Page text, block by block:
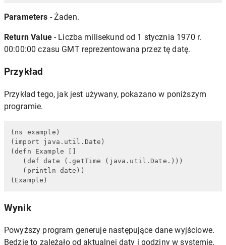
Parameters - Żaden.
Return Value- Liczba milisekund od 1 stycznia 1970 r.
00:00:00 czasu GMT reprezentowana przez tę datę.
Przykład
Przykład tego, jak jest używany, pokazano w poniższym
programie.
(ns example)
(import java.util.Date)
(defn Example []
   (def date (.getTime (java.util.Date.)))
   (println date))
(Example)
Wynik
Powyższy program generuje następujące dane wyjściowe.
Będzie to zależało od aktualnej daty i godziny w systemie,